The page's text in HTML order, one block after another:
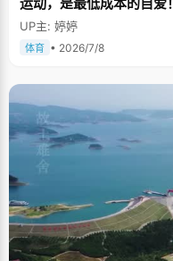
运动，是最低成本的自爱！
UP主: 婷婷
体育 • 2026/7/8